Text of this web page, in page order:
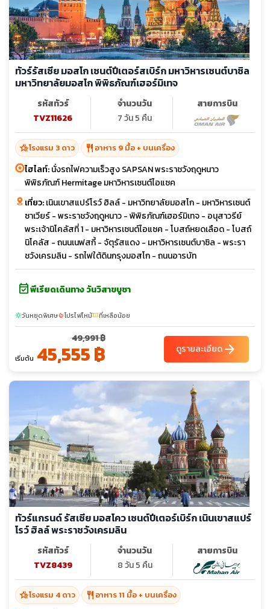
ทัวร์รัสเซีย มอสโก เซนต์ปีเตอร์สเบิร์ก มหาวิหารเซนต์บาซิล
มหาวิทยาลัยมอสโก พิพิธภัณฑ์เฮอร์มิเทจ
รหัสทัวร์
TVZ11626
จำนวนวัน
7 วัน 5 คืน
สายการบิน
hotel_classโรงแรม 3 ดาว restaurant อาหาร 9 มื้อ + บนเครื่อง
ไฮไลท์:นั่งรถไฟความเร็วสูง SAPSAN พระราชวังฤดูหนาว
พิพิธภัณฑ์ Hermitage มหาวิหารเซนต์ไอแซค
เที่ยว:เนินเขาสแปร์โรว์ ฮิลล์ - มหาวิทยาลัยมอสโก - มหาวิหารเซนต์
ซาเวียร์ - พระราชวังฤดูหนาว - พิพิธภัณฑ์เฮอร์มิเทจ - อนุสาวรีย์
พระเจ้านิโคลัสที่ 1 - มหาวิหารเซนต์ไอแซค - โบสถ์หยดเลือด - โบสถ์
นิโคลัส - ถนนเนฟสกี้ - จัตุรัสแดง - มหาวิหารเซนต์บาซิล - พระรา
ชวังเครมลิน - รถไฟใต้ดินกรุงมอสโก - ถนนอารบัท
event_availableพีเรียดเดินทาง วันวิสาขบูชา
sunnyวันหยุดพิเศษlocal_fire_departmentโปรไฟไหม้confirmation_numberที่เหลือน้อย
เริ่มต้น
49,991 ฿
45,555 ฿ ดูรายละเอียดarrow_forward
ทัวร์แกรนด์ รัสเซีย มอสโคว เซนต์ปีเตอร์เบิร์ก เนินเขาสแปร์
โรว์ ฮิลล์ พระราชวังเครมลิน
รหัสทัวร์
TVZ8439
จำนวนวัน
8 วัน 5 คืน
สายการบิน
hotel_classโรงแรม 4 ดาว restaurant อาหาร 11 มื้อ + บนเครื่อง